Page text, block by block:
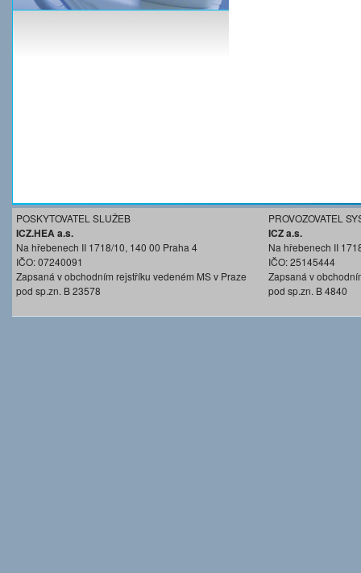
POSKYTOVATEL SLUŽEB
ICZ.HEA a.s.
Na hřebenech II 1718/10, 140 00 Praha 4
IČO: 07240091
Zapsaná v obchodním rejstříku vedeném MS v Praze
pod sp.zn. B 23578
PROVOZOVATEL
ICZ a.s.
Na hřebenech II
IČO: 25145444
Zapsaná v
pod sp.zn. B 4840